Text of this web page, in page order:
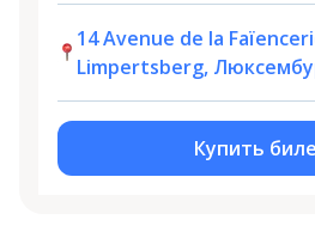
14 Avenue de la
Limpertsberg,
Купить